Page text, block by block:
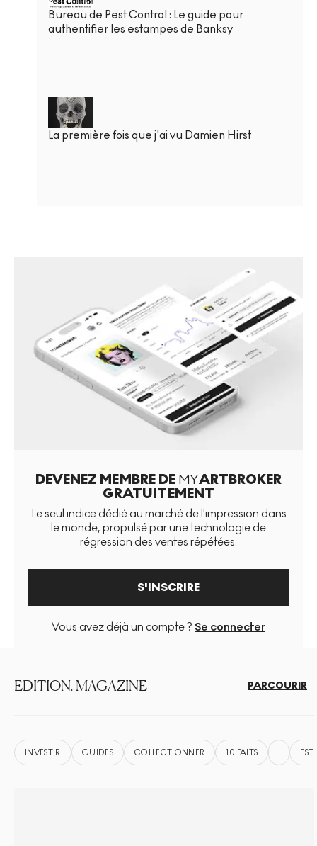
Bureau de Pest Control : Le guide pour
authentifier les estampes de Banksy
La première fois que j'ai vu Damien Hirst
DEVENEZ MEMBRE DE MYARTBROKER
GRATUITEMENT
Le seul indice dédié au marché de l'impression dans
le monde, propulsé par une technologie de
régression des ventes répétées.
S'INSCRIRE
Vous avez déjà un compte ? Se connecter
EDITION. MAGAZINE PARCOURIR
INVESTIR GUIDES COLLECTIONNER 10 FAITS